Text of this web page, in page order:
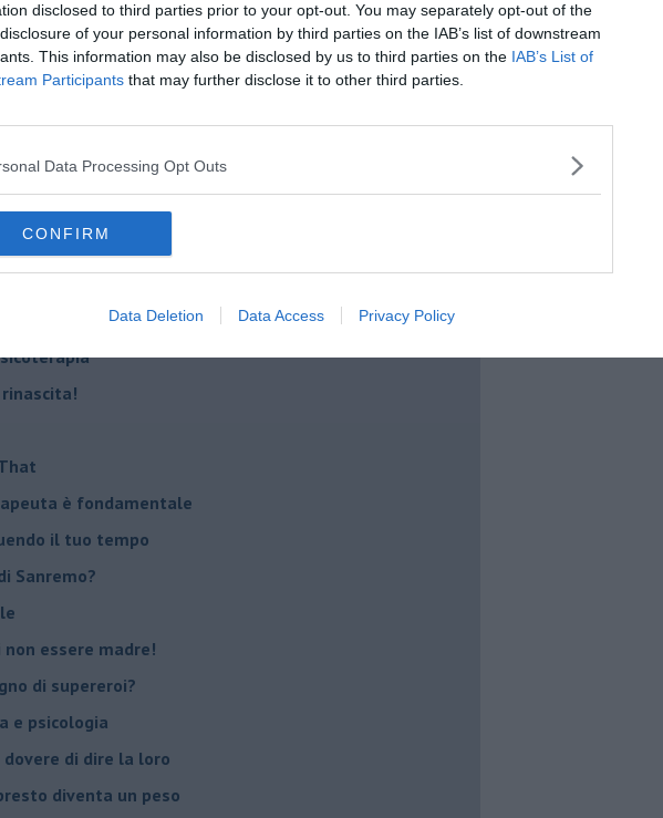
disclosed to third parties prior to your opt-out. You may separately opt-out of the
of your personal information by third parties on the IAB’s list of downstream
This information may also be disclosed by us to third parties on the IAB’s List of
Participants that may further disclose it to other third parties.
Data Processing Opt Outs
CONFIRM
Data Deletion Data Access Privacy Policy
e il tempo
una sindrome
a casa
è fondamentale
il tuo tempo
Sanremo?
essere madre!
di supereroi?
e psicologia
di dire la loro
diventa un peso